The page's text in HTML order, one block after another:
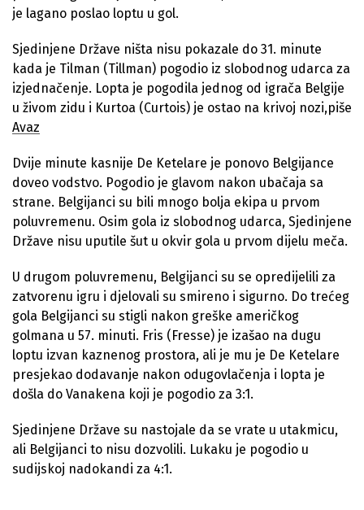
je lagano poslao loptu u gol.
Sjedinjene Države ništa nisu pokazale do 31. minute
kada je Tilman (Tillman) pogodio iz slobodnog udarca za
izjednačenje. Lopta je pogodila jednog od igrača Belgije
u živom zidu i Kurtoa (Curtois) je ostao na krivoj nozi,piše
Avaz
Dvije minute kasnije De Ketelare je ponovo Belgijance
doveo vodstvo. Pogodio je glavom nakon ubačaja sa
strane. Belgijanci su bili mnogo bolja ekipa u prvom
poluvremenu. Osim gola iz slobodnog udarca, Sjedinjene
Države nisu uputile šut u okvir gola u prvom dijelu meča.
U drugom poluvremenu, Belgijanci su se opredijelili za
zatvorenu igru i djelovali su smireno i sigurno. Do trećeg
gola Belgijanci su stigli nakon greške američkog
golmana u 57. minuti. Fris (Fresse) je izašao na dugu
loptu izvan kaznenog prostora, ali je mu je De Ketelare
presjekao dodavanje nakon odugovlačenja i lopta je
došla do Vanakena koji je pogodio za 3:1.
Sjedinjene Države su nastojale da se vrate u utakmicu,
ali Belgijanci to nisu dozvolili. Lukaku je pogodio u
sudijskoj nadokandi za 4:1.